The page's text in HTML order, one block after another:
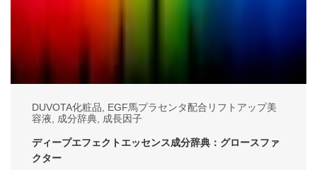
DUVOTA化粧品
EGF馬プラセンタ配合リフトアップ美
容液
成分辞典 成長因子
ディープエフェクトエッセンス成分辞典：グロースファ
クター